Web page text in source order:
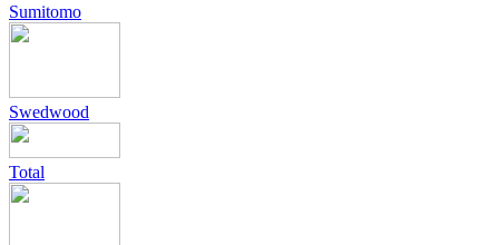
Sumitomo
Swedwood
Total